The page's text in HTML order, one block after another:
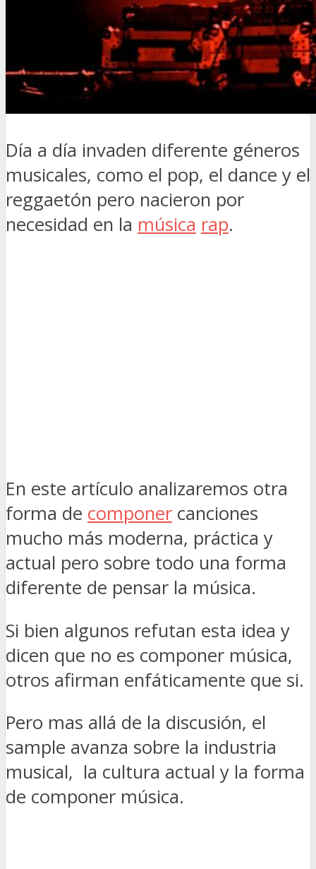
Día a día invaden diferente géneros
musicales, como el pop, el dance y el
reggaetón pero nacieron por
necesidad en la música rap.
En este artículo analizaremos otra
forma de componer canciones
mucho más moderna, práctica y
actual pero sobre todo una forma
diferente de pensar la música.
Si bien algunos refutan esta idea y
dicen que no es componer música,
otros afirman enfáticamente que si.
Pero mas allá de la discusión, el
sample avanza sobre la industria
musical, la cultura actual y la forma
de componer música.